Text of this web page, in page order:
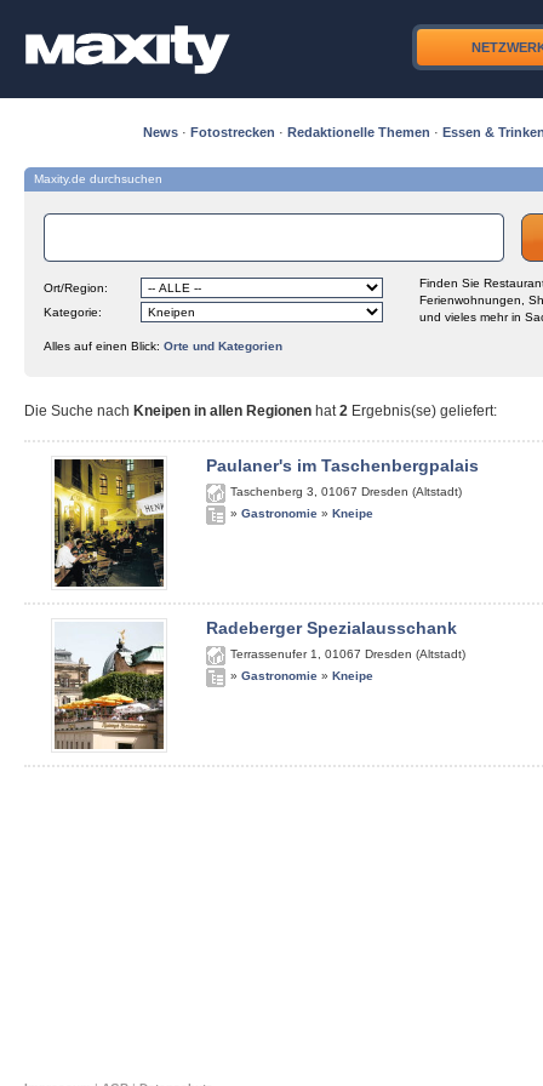
News · Fotostrecken · Redaktionelle Themen · Essen &
Maxity.de durchsuchen
Ort/Region:
Kategorie:
Finden Sie
Ferienwohnungen,
und vieles mehr in
Alles auf einen Blick: Orte und Kategorien
Die Suche nach Kneipen in allen Regionen hat2 Ergebnis(se) geliefert:
Paulaner's im Taschenbergpalais
Taschenberg 3 01067 Dresden (Altstadt)
» Gastronomie » Kneipe
Radeberger Spezialausschank
Terrassenufer 1 01067 Dresden (Altstadt)
» Gastronomie » Kneipe